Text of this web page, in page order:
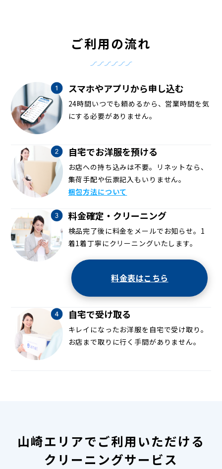
ご利用の流れ
スマホやアプリから申し込む
24時間いつでも頼めるから、営業時間を気
にする必要がありません。
自宅でお洋服を預ける
お店への持ち込みは不要。リネットなら、
集荷手配や伝票記入もいりません。
梱包方法について
料金確定・クリーニング
検品完了後に料金をメールでお知らせ。1
着1着丁寧にクリーニングいたします。
料金表はこちら
自宅で受け取る
キレイになったお洋服を自宅で受け取り。
お店まで取りに行く手間がありません。
山崎エリアでご利用いただける
クリーニングサービス